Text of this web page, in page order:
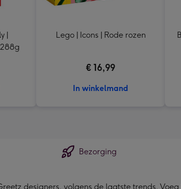
|
Lego | Icons | Rode rozen
€ 16,99
In winkelmand
Bezorging
designers, volgens de laatste trends. Voeg